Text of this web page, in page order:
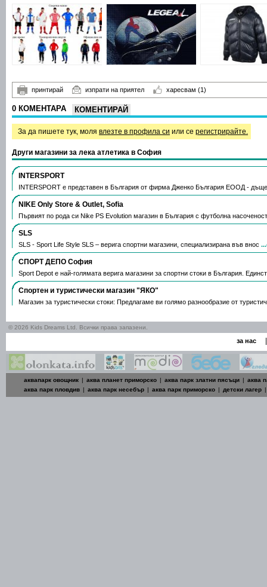
принтирай изпрати на приятел харесвам (1)
0 КОМЕНТАРА КОМЕНТИРАЙ
За да пишете тук, моля влезте в профила си или се регистрирайте.
Други магазини за лека атлетика в София
INTERSPORT
INTERSPORT е представен в България от фирма Дженко България ЕООД -
NIKE Only Store & Outlet, Sofia
Първият по рода си Nike PS Evolution магазин в България с футболна
SLS
SLS - Sport Life Style SLS – верига спортни магазини, специализирана във внос
СПОРТ ДЕПО София
Sport Depot е най-голямата верига магазини за спортни стоки в България.
Спортен и туристически магазин "ЯКО"
Магазин за туристически стоки: Предлагаме ви голямо разнообразие от
© 2026 Kids Dreams Ltd. Всички права запазени.
за нас
аквапарк овощник | аква планет приморско | аква парк златни пясъци | аква
аква парк пловдив | аква парк несебър | аква парк приморско | детски лагер |